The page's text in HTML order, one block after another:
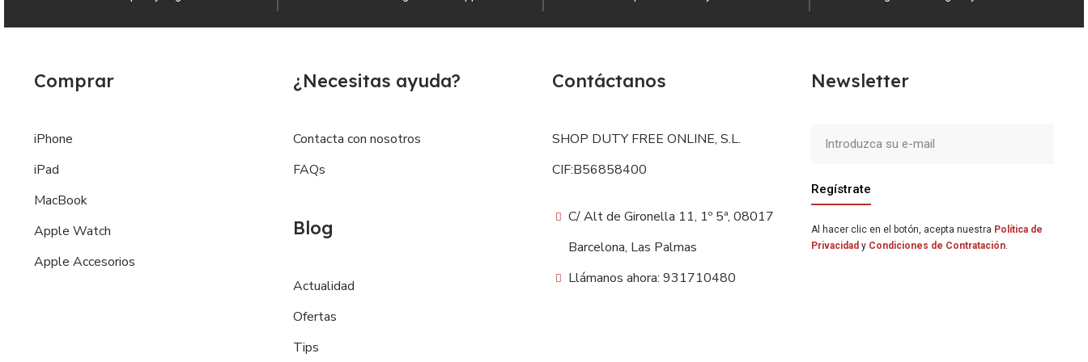
Comprar
iPhone
iPad
MacBook
Apple Watch
Apple Accesorios
¿Necesitas ayuda?
Contacta con nosotros
FAQs
Blog
Actualidad
Ofertas
Tips
Contáctanos
SHOP DUTY FREE ONLINE, S.L.
CIF:B56858400
C/ Alt de Gironella 11, 1º 5ª, 08017
Barcelona, Las Palmas
Llámanos ahora: 931710480
Newsletter
Regístrate
Al hacer clic en el botón, acepta nuestra Política de
Privacidad y Condiciones de Contratación.